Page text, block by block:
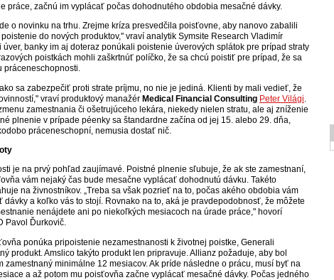
práce, začnú im vyplácať počas dohodnutého obdobia mesačné dávky.
o novinku na trhu. Zrejme kríza presvedčila poisťovne, aby nanovo zabalili
do nových produktov," vraví analytik Symsite Research Vladimír
úver, banky im aj doteraz ponúkali poistenie úverových splátok pre prípad straty
poistkách mohli zaškrtnúť políčko, že sa chcú poistiť pre prípad, že sa
práceneschopnosti.
ako sa zabezpečiť proti strate príjmu, no nie je jediná. Klienti by mali vedieť, že
vraví produktový manažér Medical Financial Consulting Peter Világi
zamestnania či ošetrujúceho lekára, niekedy nielen stratu, ale aj zníženie
plnenie v prípade péenky sa štandardne začína od jej 15. alebo 29. dňa,
práceneschopní, nemusia dostať nič.
je na prvý pohľad zaujímavé. Poistné plnenie sľubuje, že ak ste zamestnaní,
vám nejaký čas bude mesačne vyplácať dohodnutú dávku. Takéto
na živnostníkov. „Treba sa však pozrieť na to, počas akého obdobia vám
a koľko vás to stojí. Rovnako na to, aká je pravdepodobnosť, že môžete
nenájdete ani po niekoľkých mesiacoch na úrade práce," hovorí
Pavol Ďurkovič.
ponúka pripoistenie nezamestnanosti k životnej poistke, Generali
produkt. Amslico takýto produkt len pripravuje. Allianz požaduje, aby bol
zamestnaný minimálne 12 mesiacov. Ak príde následne o prácu, musí byť na
a až potom mu poisťovňa začne vyplácať mesačné dávky. Počas jedného